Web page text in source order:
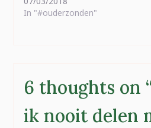
lopen of in de
een zakcentje van
haar…
In "#ouderzonden"
6 thoughts on
ik nooit delen